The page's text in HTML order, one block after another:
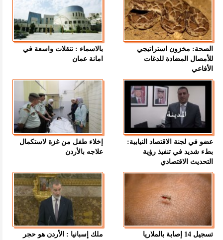
الصحة: مخزون استراتيجي
للأمصال المضادة للدغات
الأفاعي
بالاسماء : تنقلات واسعة في
امانة عمان
عضو في لجنة الاقتصاد النيابية:
بطء شديد في تنفيذ رؤية
التحديث الاقتصادي
إخلاء طفل من غزة لاستكمال
علاجه بالأردن
تسجيل 14 إصابة بالملاريا
ملك إسبانيا : الأردن هو حجر